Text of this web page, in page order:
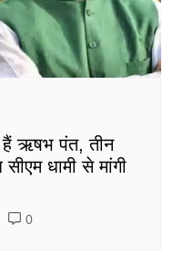
हैं ऋषभ पंत, तीन
धामी से मांगी
0